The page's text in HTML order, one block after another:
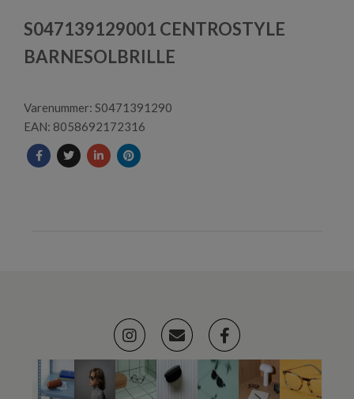
of
1
S047139129001 CENTROSTYLE
BARNESOLBRILLE
Varenummer: S0471391290
EAN: 8058692172316